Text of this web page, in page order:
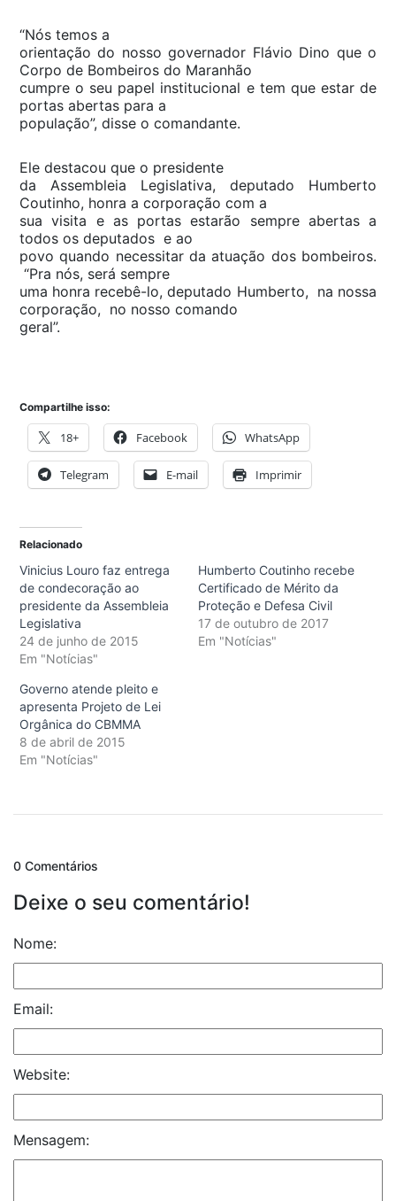
“Nós temos a
orientação do nosso governador Flávio Dino que o
Corpo de Bombeiros do Maranhão
cumpre o seu papel institucional e tem que estar de
portas abertas para a
população”, disse o comandante.
Ele destacou que o presidente
da Assembleia Legislativa, deputado Humberto
Coutinho, honra a corporação com a
sua visita e as portas estarão sempre abertas a
todos os deputados e ao
povo quando necessitar da atuação dos bombeiros.
“Pra nós, será sempre
uma honra recebê-lo, deputado Humberto, na nossa
corporação, no nosso comando
geral”.
Compartilhe isso:
18+ Facebook WhatsApp
Telegram E-mail Imprimir
Relacionado
Vinicius Louro faz entrega
de condecoração ao
presidente da Assembleia
Legislativa
24 de junho de 2015
Em "Notícias"
Humberto Coutinho recebe
Certificado de Mérito da
Proteção e Defesa Civil
17 de outubro de 2017
Em "Notícias"
Governo atende pleito e
apresenta Projeto de Lei
Orgânica do CBMMA
8 de abril de 2015
Em "Notícias"
0 Comentários
Deixe o seu comentário!
Nome:
Email:
Website:
Mensagem: